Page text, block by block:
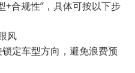
+合规性”，具体可按以下步
风
定车型方向，避免浪费预